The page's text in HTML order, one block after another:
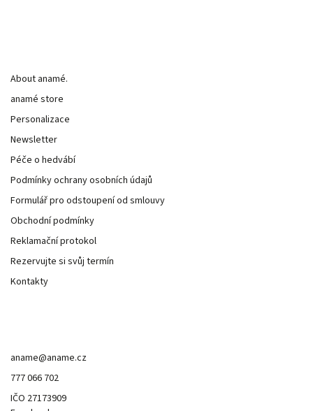
About anamé.
anamé store
Personalizace
Newsletter
Péče o hedvábí
Podmínky ochrany osobních údajů
Formulář pro odstoupení od smlouvy
Obchodní podmínky
Reklamační protokol
Rezervujte si svůj termín
Kontakty
aname@aname.cz
777 066 702
IČO 27173909